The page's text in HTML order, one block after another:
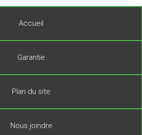
Accueil
Garantie
Plan du site
Nous joindre